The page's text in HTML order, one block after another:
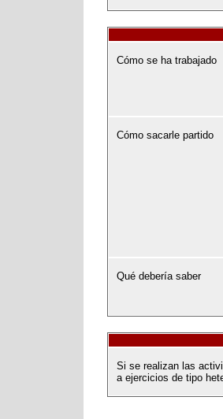
Cómo se ha trabajado
Cómo sacarle partido
Qué debería saber
Si se realizan las
a ejercicios de tipo